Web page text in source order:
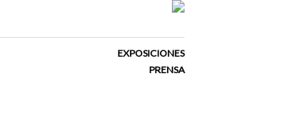
EXPOSICIONES
PRENSA